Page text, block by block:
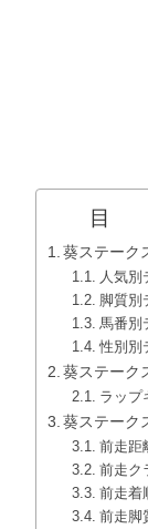
目
葵ステーク
人気別
脚質別
馬番別
性別別
葵ステーク
ラップ
葵ステーク
前走距
前走ク
前走着
前走脚